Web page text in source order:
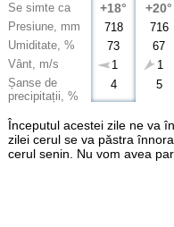
Se simte ca
Presiune, mm
Umiditate, %
Vânt, m/s
Șanse de
precipitații, %
+18°
718
73
1
4
+20°
716
67
1
5
Începutul acestei zile ne va
zilei cerul se va păstra
cerul senin. Nu vom avea